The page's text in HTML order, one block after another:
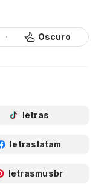
Oscuro
letras
letraslatam
letrasmusbr